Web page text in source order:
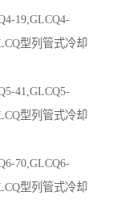
19,GLCQ4-
型列管式冷却
41,GLCQ5-
型列管式冷却
70,GLCQ6-
型列管式冷却